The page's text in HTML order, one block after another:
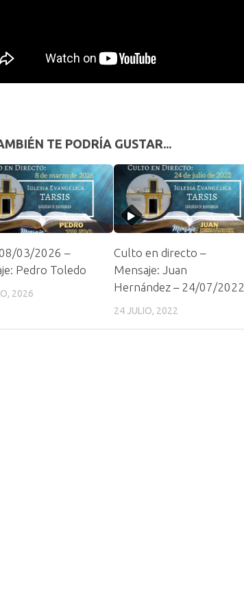
TE PODRÍA GUSTAR...
03/2026 –
Pedro Toledo
2026
Culto en directo –
Mensaje: Juan
Hernández – 24/07/2022
24 JULIO, 2022